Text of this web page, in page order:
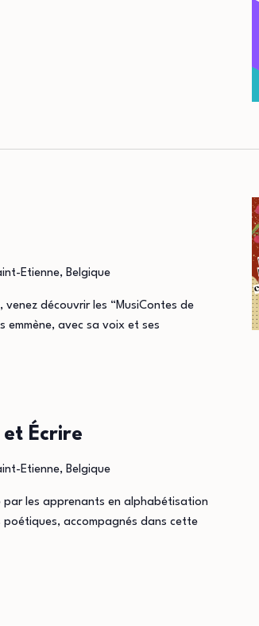
Etienne, Belgique
découvrir les “MusiContes de
emmène, avec sa voix et ses
et Écrire
Etienne, Belgique
par les apprenants en alphabétisation
accompagnés dans cette